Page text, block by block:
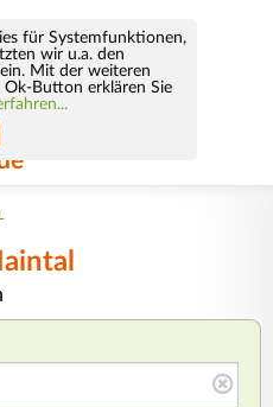
für Systemfunktionen,
wir u.a. den
Mit der weiteren
Button erklären Sie